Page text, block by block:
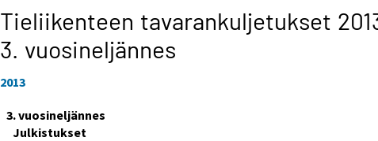
Tieliikenteen tavarankuljetukset
3. vuosineljännes
2013
3. vuosineljännes
Julkistukset